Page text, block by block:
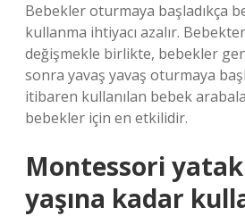
Bebekler oturmaya başladıkça
kullanma ihtiyacı azalır.
değişmekle birlikte, bebekler
sonra yavaş yavaş oturmaya
itibaren kullanılan bebek
bebekler için en etkilidir.
Montessori
yaşına kadar